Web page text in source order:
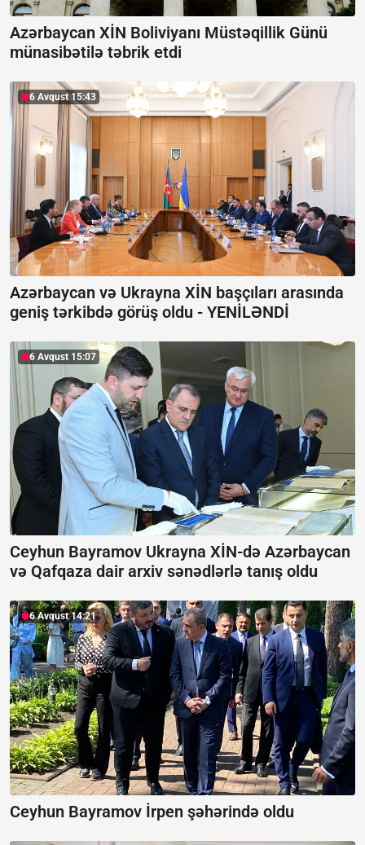
Azərbaycan XİN Boliviyanı Müstəqillik Günü
münasibətilə təbrik etdi
6 Avqust 15:43
Azərbaycan və Ukrayna XİN başçıları arasında
geniş tərkibdə görüş oldu - YENİLƏNDİ
6 Avqust 15:07
Ceyhun Bayramov Ukrayna XİN-də Azərbaycan
və Qafqaza dair arxiv sənədlərlə tanış oldu
6 Avqust 14:21
Ceyhun Bayramov İrpen şəhərində oldu